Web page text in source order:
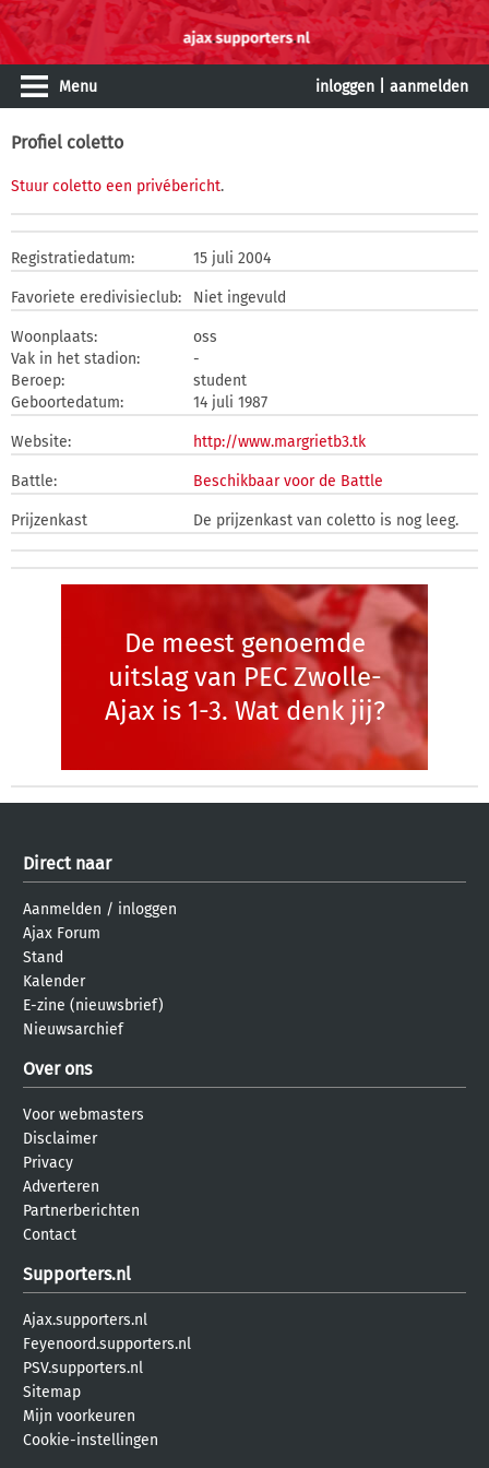
Menu inloggen aanmelden
Profiel coletto
Stuur coletto een privébericht.
Registratiedatum: 15 juli 2004
Favoriete eredivisieclub: Niet ingevuld
Woonplaats:
oss
Vak in het stadion:
-
Beroep:
student
Geboortedatum:
14 juli 1987
Website: http://www.margrietb3.tk
Battle: Beschikbaar voor de Battle
Prijzenkast De prijzenkast van coletto is nog leeg.
De meest genoemde
uitslag van PEC Zwolle-
Ajax is 1-3. Wat denk jij?
Direct naar
Aanmelden / inloggen
Ajax Forum
Stand
Kalender
E-zine (nieuwsbrief)
Nieuwsarchief
Over ons
Voor webmasters
Disclaimer
Privacy
Adverteren
Partnerberichten
Contact
Supporters.nl
Ajax.supporters.nl
Feyenoord.supporters.nl
PSV.supporters.nl
Sitemap
Mijn voorkeuren
Cookie-instellingen